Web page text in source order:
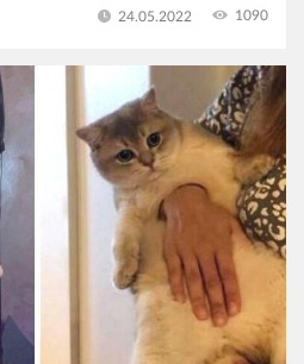
24.05.2022 1090